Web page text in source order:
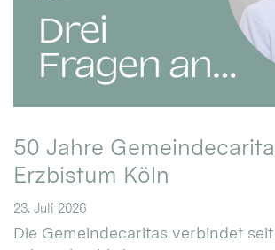
50 Jahre
Erzbistum Köln
23. Juli 2026
Die Gemeindecaritas verbindet